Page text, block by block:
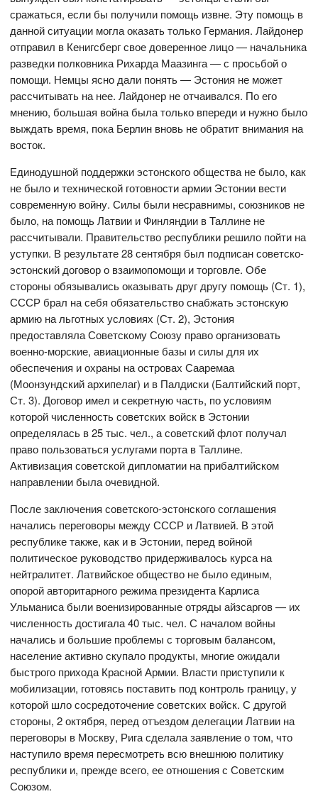
сражаться, если бы получили помощь извне. Эту помощь в
данной ситуации могла оказать только Германия. Лайдонер
отправил в Кенигсберг свое доверенное лицо — начальника
разведки полковника Рихарда Маазинга — с просьбой о
помощи. Немцы ясно дали понять — Эстония не может
рассчитывать на нее. Лайдонер не отчаивался. По его
мнению, большая война была только впереди и нужно было
выждать время, пока Берлин вновь не обратит внимания на
восток.
Единодушной поддержки эстонского общества не было, как
не было и технической готовности армии Эстонии вести
современную войну. Силы были несравнимы, союзников не
было, на помощь Латвии и Финляндии в Таллине не
рассчитывали. Правительство республики решило пойти на
уступки. В результате 28 сентября был подписан советско-
эстонский договор о взаимопомощи и торговле. Обе
стороны обязывались оказывать друг другу помощь (Ст. 1),
СССР брал на себя обязательство снабжать эстонскую
армию на льготных условиях (Ст. 2), Эстония
предоставляла Советскому Союзу право организовать
военно-морские, авиационные базы и силы для их
обеспечения и охраны на островах Сааремаа
(Моонзундский архипелаг) и в Палдиски (Балтийский порт,
Ст. 3). Договор имел и секретную часть, по условиям
которой численность советских войск в Эстонии
определялась в 25 тыс. чел., а советский флот получал
право пользоваться услугами порта в Таллине.
Активизация советской дипломатии на прибалтийском
направлении была очевидной.
После заключения советского-эстонского соглашения
начались переговоры между СССР и Латвией. В этой
республике также, как и в Эстонии, перед войной
политическое руководство придерживалось курса на
нейтралитет. Латвийское общество не было единым,
опорой авторитарного режима президента Карлиса
Ульманиса были военизированные отряды айзсаргов — их
численность достигала 40 тыс. чел. С началом войны
начались и большие проблемы с торговым балансом,
население активно скупало продукты, многие ожидали
быстрого прихода Красной Армии. Власти приступили к
мобилизации, готовясь поставить под контроль границу, у
которой шло сосредоточение советских войск. С другой
стороны, 2 октября, перед отъездом делегации Латвии на
переговоры в Москву, Рига сделала заявление о том, что
наступило время пересмотреть всю внешнюю политику
республики и, прежде всего, ее отношения с Советским
Союзом.